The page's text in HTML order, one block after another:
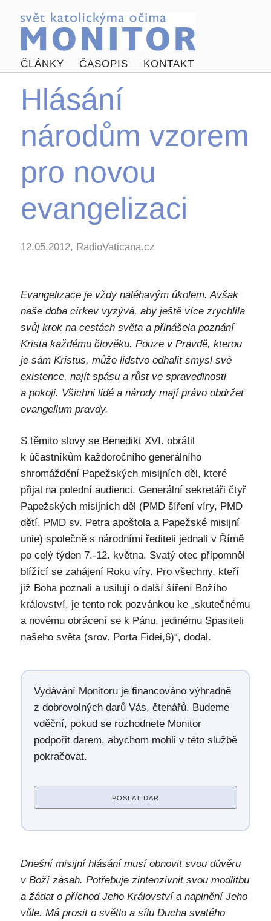
ČLÁNKY ČASOPIS KONTAKT
Hlásání
národům vzorem
pro novou
evangelizaci
12.05.2012, RadioVaticana.cz
Evangelizace je vždy naléhavým úkolem. Avšak
naše doba církev vyzývá, aby ještě více zrychlila
svůj krok na cestách světa a přinášela poznání
Krista každému člověku. Pouze v Pravdě, kterou
je sám Kristus, může lidstvo odhalit smysl své
existence, najít spásu a růst ve spravedlnosti
a pokoji. Všichni lidé a národy mají právo obdržet
evangelium pravdy.
S těmito slovy se Benedikt XVI. obrátil
k účastníkům každoročního generálního
shromáždění Papežských misijních děl, které
přijal na polední audienci. Generální sekretáři čtyř
Papežských misijních děl (PMD šíření víry, PMD
dětí, PMD sv. Petra apoštola a Papežské misijní
unie) společně s národními řediteli jednali v Římě
po celý týden 7.-12. května. Svatý otec připomněl
blížící se zahájení Roku víry. Pro všechny, kteří
již Boha poznali a usilují o další šíření Božího
království, je tento rok pozvánkou ke „skutečnému
a novému obrácení se k Pánu, jedinému Spasiteli
našeho světa (srov. Porta Fidei,6)“, dodal.
Vydávání Monitoru je financováno výhradně
z dobrovolných darů Vás, čtenářů. Budeme
vděční, pokud se rozhodnete Monitor
podpořit darem, abychom mohli v této službě
pokračovat.
POSLAT DAR
Dnešní misijní hlásání musí obnovit svou důvěru
v Boží zásah. Potřebuje zintenzivnit svou modlitbu
a žádat o příchod Jeho Království a naplnění Jeho
vůle. Má prosit o světlo a sílu Ducha svatého